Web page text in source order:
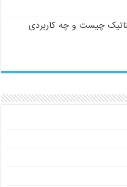
چیست و چه کاربردی